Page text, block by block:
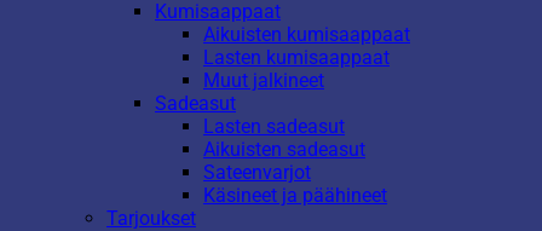
Kumisaappaat
Aikuisten kumisaappaat
Lasten kumisaappaat
Muut jalkineet
Sadeasut
Lasten sadeasut
Aikuisten sadeasut
Sateenvarjot
Käsineet ja päähineet
Tarjoukset